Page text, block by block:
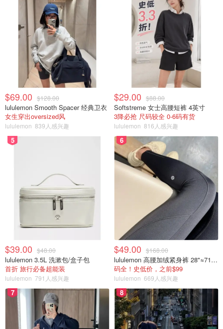
$69.00 $128.00
lululemon Smooth Spacer 经典卫衣
女生穿出oversized风
lululemon 839人感兴趣
$29.00 $88.00
Softstreme 女士高腰短裤 4英寸
3降必抢 尺码较全 0-6码有货
lululemon 816人感兴趣
5
$39.00 $48.00
lululemon 3.5L 洗漱包/盒子包
首折 旅行必备超能装
lululemon 791人感兴趣
6
$49.00 $168.00
lululemon 高腰加绒紧身裤 28"≈71cm 5个口袋
码全！史低价，之前$99
lululemon 669人感兴趣
7 8